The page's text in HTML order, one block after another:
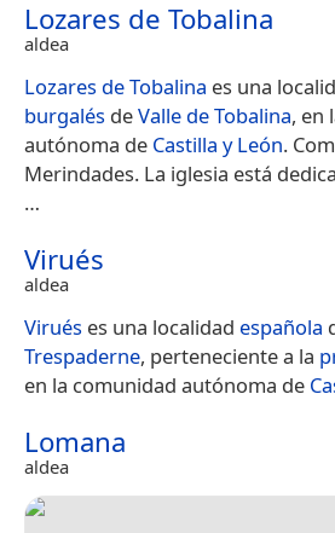
Lozares de Tobalina
aldea
Lozares de Tobalina es una
burgalés deValle de Tobalina, en
autónoma de Castilla y León.
Merindades. La iglesia está
…
Virués
aldea
Virués es una localidad española
Trespaderne, perteneciente a la
en la comunidad autónoma de
Lomana
aldea